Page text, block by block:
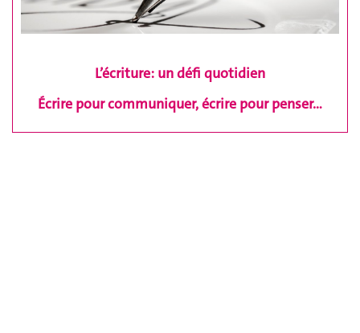
L’écriture: un défi quotidien
Écrire pour communiquer, écrire pour penser…